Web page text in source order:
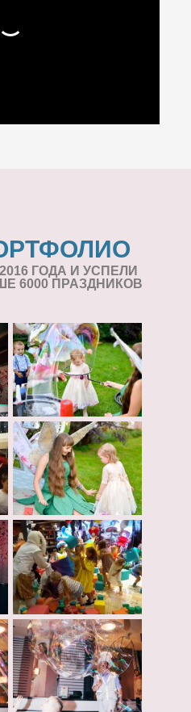
ГОДА И УСПЕЛИ
6000 ПРАЗДНИКОВ